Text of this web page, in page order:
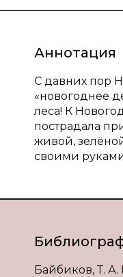
Аннотация
С давних пор
«новогоднее
леса! К
пострадала
живой,
своими
Байбиков, Т. А.